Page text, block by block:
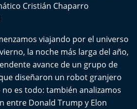
Cristián Chaparro
viajando por el universo
la noche más larga del año,
avance de un grupo de
diseñaron un robot granjero
es todo: también analizamos
entre Donald Trump y Elon